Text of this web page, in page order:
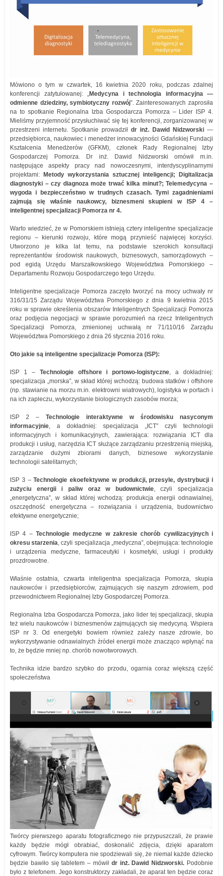
Mówiono o tym w czwartek, 16 kwietnia 2020 roku, podczas zdalnej
konferencji zatytułowanej: „Medycyna i technologia informacyjna —
odmienne dziedziny, symbiotyczny rozwój”. Zainteresowanych zaprosiła
na to spotkanie Regionalna Izba Gospodarcza Pomorza – Lider ISP 4.
Mieliśmy przyjemność przysłuchiwać się tej konferencji, zorganizowanej w
przestrzeni internetu. Spotkanie prowadził dr inż. Dawid Nidzworski —
przedsiębiorca, naukowiec i menedżer innowacyjności Gdańskiej Fundacji
Kształcenia Menedżerów (GFKM), członek Rady Regionalnej Izby
Gospodarczej Pomorza. Dr inż. Dawid Nidzworski omówił m.in.
następujące aspekty pracy nad nowoczesnymi, interdyscyplinarnymi
projektami:
Metody wykorzystania sztucznej inteligencji; Digitalizacja
diagnostyki – czy diagnoza może trwać kilka minut?; Telemedycyna –
wygoda i bezpieczeństwo w trudnych czasach. Tymi zagadnieniami
zajmują się właśnie naukowcy, biznesmeni skupieni w ISP 4 –
inteligentnej specjalizacji Pomorza nr 4.
Warto wiedzieć, że w Pomorskiem istnieją cztery inteligentne specjalizacje
regionu – kierunki rozwoju, które mogą przynieść najwięcej korzyści.
Utworzono je kilka lat temu, na podstawie szerokich konsultacji
reprezentantów środowisk naukowych, biznesowych, samorządowych –
pod egidą Urzędu Marszałkowskiego Województwa Pomorskiego –
Departamentu Rozwoju Gospodarczego tego Urzędu.
Inteligentne specjalizacje Pomorza zaczęto tworzyć na mocy uchwały nr
316/31/15 Zarządu Województwa Pomorskiego z dnia 9 kwietnia 2015
roku w sprawie określenia obszarów Inteligentnych Specjalizacji Pomorza
oraz podjęcia negocjacji w sprawie porozumień na rzecz Inteligentnych
Specjalizacji Pomorza, zmienionej uchwałą nr 71/110/16 Zarządu
Województwa Pomorskiego z dnia 26 stycznia 2016 roku.
Oto jakie są inteligentne specjalizacje Pomorza (ISP):
ISP 1 – Technologie offshore i portowo-logistyczne, a dokładniej:
specjalizacja „morska”, w skład której wchodzą: budowa statków i offshore
(np. stawianie na morzu m.in. elektrowni wiatrowych), logistyka w portach i
na ich zapleczu, wykorzystanie biologicznych zasobów morza;
ISP 2 – Technologie interaktywne w środowisku nasyconym
informacyjnie, a dokładniej: specjalizacja „ICT” czyli technologii
informacyjnych i komunikacyjnych, zawierająca: rozwiązania ICT dla
produkcji i usług, narzędzia ICT służące zarządzaniu przestrzenią miejską,
zarządzanie dużymi zbiorami danych, biznesowe wykorzystanie
technologii satelitarnych;
ISP 3 –Technologie ekoefektywne w produkcji, przesyle, dystrybucji i
zużyciu energii i paliw oraz w budownictwie, czyli specjalizacja
„energetyczna”, w skład której wchodzą: produkcja energii odnawialnej,
oszczędność energetyczna – rozwiązania i urządzenia, budownictwo
efektywne energetycznie;
ISP 4 – Technologie medyczne w zakresie chorób cywilizacyjnych i
okresu starzenia, czyli specjalizacja „medyczna”, obejmująca: technologie
i urządzenia medyczne, farmaceutyki i kosmetyki, usługi i produkty
prozdrowotne.
Właśnie ostatnia, czwarta inteligentna specjalizacja Pomorza, skupia
naukowców i przedsiębiorców, zajmujących się naszym zdrowiem, pod
przewodnictwem Regionalnej Izby Gospodarczej Pomorza.
Regionalna Izba Gospodarcza Pomorza, jako lider tej specjalizacji, skupia
też wielu naukowców i biznesmenów zajmujących się medycyną. Wspiera
ISP nr 3. Od energetyki bowiem również zależy nasze zdrowie, bo
wykorzystywanie odnawialnych źródeł energii może znacząco wpłynąć na
to, że będzie mniej np. chorób nowotworowych.
Technika idzie bardzo szybko do przodu, ogarnia coraz większą część
społeczeństwa
Twórcy pierwszego aparatu fotograficznego nie przypuszczali, że prawie
każdy będzie mógł obrabiać, doskonalić zdjęcia, dzięki aparatom
cyfrowym. Twórcy komputera nie spodziewali się, że niemal każde dziecko
będzie bawiło się tabletem – mówił dr inż. Dawid Nidzworski. Podobnie
było z telefonem. Jego konstruktorzy zakładali, że aparat ten będzie coraz